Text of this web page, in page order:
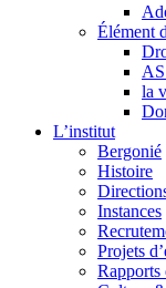
Élément
la
L’institut
Bergonié
Histoire
Instances
Projets
Rapports